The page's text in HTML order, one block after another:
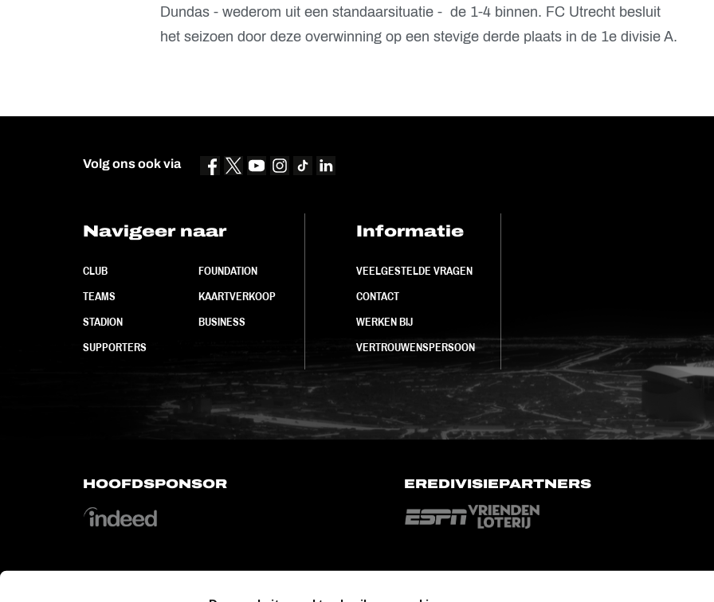
Dundas - wederom uit een standaarsituatie - de 1-4 binnen. FC Utrecht besluit
het seizoen door deze overwinning op een stevige derde plaats in de 1e divisie A.
Volg ons ook via
Navigeer naar
CLUB
TEAMS
STADION
SUPPORTERS
FOUNDATION
KAARTVERKOOP
BUSINESS
Informatie
VEELGESTELDE VRAGEN
CONTACT
WERKEN BIJ
VERTROUWENSPERSOON
HOOFDSPONSOR EREDIVISIEPARTNERS